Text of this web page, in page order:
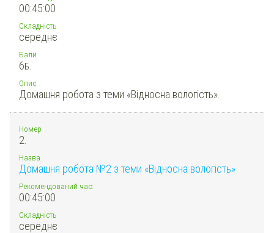
00:45:00
Складність
середнє
Бали
6Б.
Опис
Домашня робота з теми «Відносна вологість».
Номер
2.
Назва
Домашня робота №2 з теми «Відносна вологість»
Рекомендований час:
00:45:00
Складність
середнє